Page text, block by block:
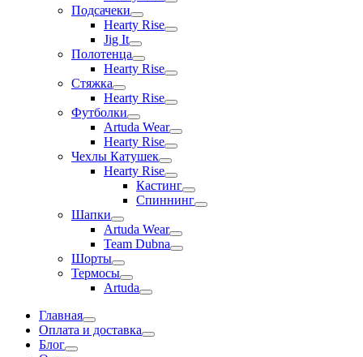
Подсачеки
Hearty Rise
Jig It
Полотенца
Hearty Rise
Стяжка
Hearty Rise
Футболки
Artuda Wear
Hearty Rise
Чехлы Катушек
Hearty Rise
Кастинг
Спиннинг
Шапки
Artuda Wear
Team Dubna
Шорты
Термосы
Artuda
Главная
Оплата и доставка
Блог